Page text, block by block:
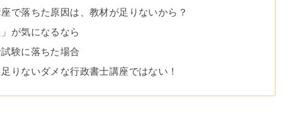
で落ちた原因は、教材が足りないから？
が気になるなら
験に落ちた場合
りないダメな行政書士講座ではない！